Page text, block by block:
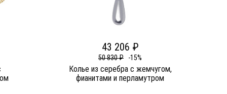
43 206 ₽
50 830 ₽ -15%
Колье из серебра c жемчугом,
фианитами и перламутром